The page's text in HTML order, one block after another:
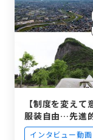
【制度を変えて
服装自由…先進
り組みを聞く
インタビュー動画